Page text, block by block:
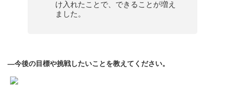
け入れたことで、できることが増え
ました。
—今後の目標や挑戦したいことを教えてください。